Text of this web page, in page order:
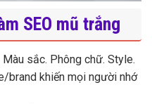
SEO mũ trắng
Màu sắc. Phông chữ. Style.
brand khiến mọi người nhớ